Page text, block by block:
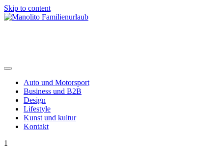
Skip to content
Auto und Motorsport
Business und B2B
Design
Lifestyle
Kunst und kultur
Kontakt
1